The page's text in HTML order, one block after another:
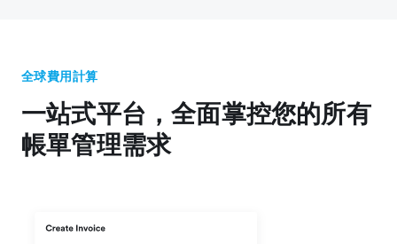
全球費用計算
一站式平台，全面掌控您的所有
帳單管理需求